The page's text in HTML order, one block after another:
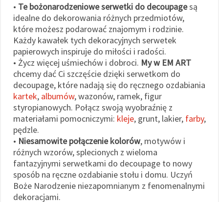
• Te bożonarodzeniowe serwetki do decoupagesą
idealne do dekorowania różnych przedmiotów,
które możesz podarować znajomym i rodzinie.
Każdy kawałek tych dekoracyjnych serwetek
papierowych inspiruje do miłości i radości.
• Życz więcej uśmiechów i dobroci. My w EM ART
chcemy dać Ci szczęście dzięki serwetkom do
decoupage, które nadają się do ręcznego ozdabiania
kartek, albumów, wazonów, ramek, figur
styropianowych. Połącz swoją wyobraźnię z
materiałami pomocniczymi: kleje, grunt, lakier, farby,
pędzle.
• Niesamowite połączenie kolorów, motywów i
różnych wzorów, splecionych z wieloma
fantazyjnymi serwetkami do decoupage to nowy
sposób na ręczne ozdabianie stołu i domu. Uczyń
Boże Narodzenie niezapomnianym z fenomenalnymi
dekoracjami.